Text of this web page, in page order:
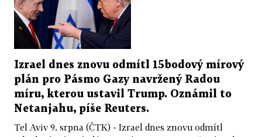
Izrael dnes znovu odmítl 15bodový mírový
plán pro Pásmo Gazy navržený Radou
míru, kterou ustavil Trump. Oznámil to
Netanjahu, píše Reuters.
Tel Aviv 9. srpna (ČTK) - Izrael dnes znovu odmítl